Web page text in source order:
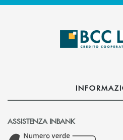
ASSISTENZA INBANK